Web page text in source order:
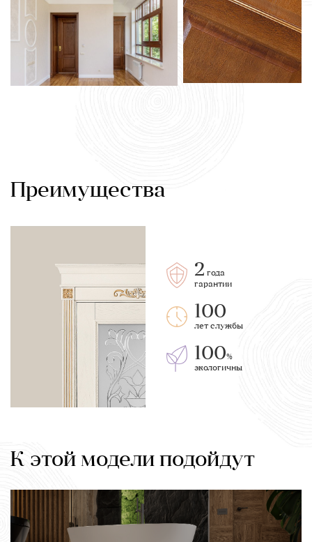
Преимущества
2 года
гарантии
100
лет службы
100%
экологичны
К этой модели подойдут